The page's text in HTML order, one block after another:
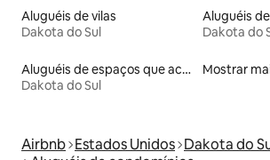
Aluguéis de vilas
Dakota do Sul
Dakota do
Aluguéis de espaços que aceitam animais de estimação
Dakota do Sul
Mostrar
Airbnb Estados Unidos Dakota do